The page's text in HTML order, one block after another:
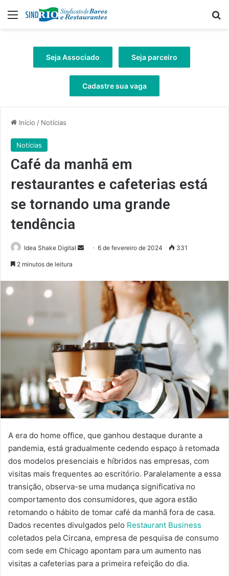
Menu
Seja Associado Seja parceiro
Cadastre sua vaga
Início / Notícias
Notícias
Café da manhã em
restaurantes e cafeterias está
se tornando uma grande
tendência
Idea Shake Digital
Mande6 de fevereiro de 2024 331
2 minutos de leitura
A era do home office, que ganhou destaque durante a
pandemia, está gradualmente cedendo espaço à retomada
dos modelos presenciais e híbridos nas empresas, com
visitas mais frequentes ao escritório. Paralelamente a essa
transição, observa-se uma mudança significativa no
comportamento dos consumidores, que agora estão
retomando o hábito de tomar café da manhã fora de casa.
Dados recentes divulgados pelo Restaurant Business
coletados pela Circana, empresa de pesquisa de consumo
com sede em Chicago apontam para um aumento nas
visitas a cafeterias para a primeira refeição do dia.